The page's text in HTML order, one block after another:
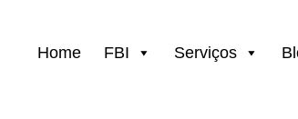
Home FBI Serviços